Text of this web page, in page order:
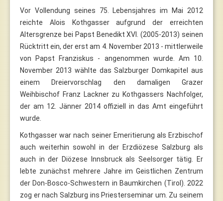
Vor Vollendung seines 75. Lebensjahres im Mai 2012
reichte Alois Kothgasser aufgrund der erreichten
Altersgrenze bei Papst Benedikt XVI. (2005-2013) seinen
Rücktritt ein, der erst am 4. November 2013 - mittlerweile
von Papst Franziskus - angenommen wurde. Am 10.
November 2013 wählte das Salzburger Domkapitel aus
einem Dreiervorschlag den damaligen Grazer
Weihbischof Franz Lackner zu Kothgassers Nachfolger,
der am 12. Jänner 2014 offiziell in das Amt eingeführt
wurde.
Kothgasser war nach seiner Emeritierung als Erzbischof
auch weiterhin sowohl in der Erzdiözese Salzburg als
auch in der Diözese Innsbruck als Seelsorger tätig. Er
lebte zunächst mehrere Jahre im Geistlichen Zentrum
der Don-Bosco-Schwestern in Baumkirchen (Tirol). 2022
zog er nach Salzburg ins Priesterseminar um. Zu seinem